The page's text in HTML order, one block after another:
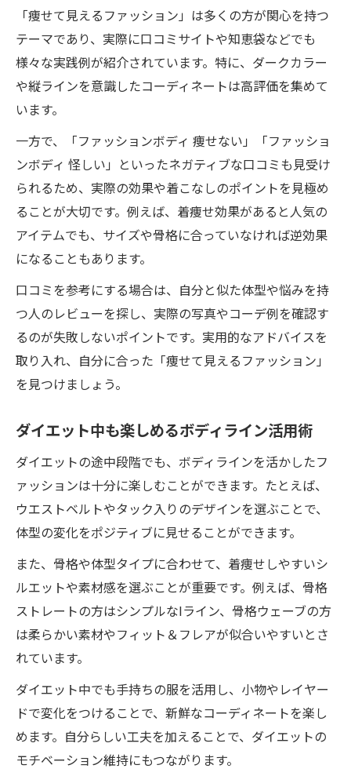
「痩せて見えるファッション」は多くの方が関心を持つ
テーマであり、実際に口コミサイトや知恵袋などでも
様々な実践例が紹介されています。特に、ダークカラー
や縦ラインを意識したコーディネートは高評価を集めて
います。
一方で、「ファッションボディ 痩せない」「ファッショ
ンボディ 怪しい」といったネガティブな口コミも見受け
られるため、実際の効果や着こなしのポイントを見極め
ることが大切です。例えば、着痩せ効果があると人気の
アイテムでも、サイズや骨格に合っていなければ逆効果
になることもあります。
口コミを参考にする場合は、自分と似た体型や悩みを持
つ人のレビューを探し、実際の写真やコーデ例を確認す
るのが失敗しないポイントです。実用的なアドバイスを
取り入れ、自分に合った「痩せて見えるファッション」
を見つけましょう。
ダイエット中も楽しめるボディライン活用術
ダイエットの途中段階でも、ボディラインを活かしたフ
ァッションは十分に楽しむことができます。たとえば、
ウエストベルトやタック入りのデザインを選ぶことで、
体型の変化をポジティブに見せることができます。
また、骨格や体型タイプに合わせて、着痩せしやすいシ
ルエットや素材感を選ぶことが重要です。例えば、骨格
ストレートの方はシンプルなIライン、骨格ウェーブの方
は柔らかい素材やフィット＆フレアが似合いやすいとさ
れています。
ダイエット中でも手持ちの服を活用し、小物やレイヤー
ドで変化をつけることで、新鮮なコーディネートを楽し
めます。自分らしい工夫を加えることで、ダイエットの
モチベーション維持にもつながります。